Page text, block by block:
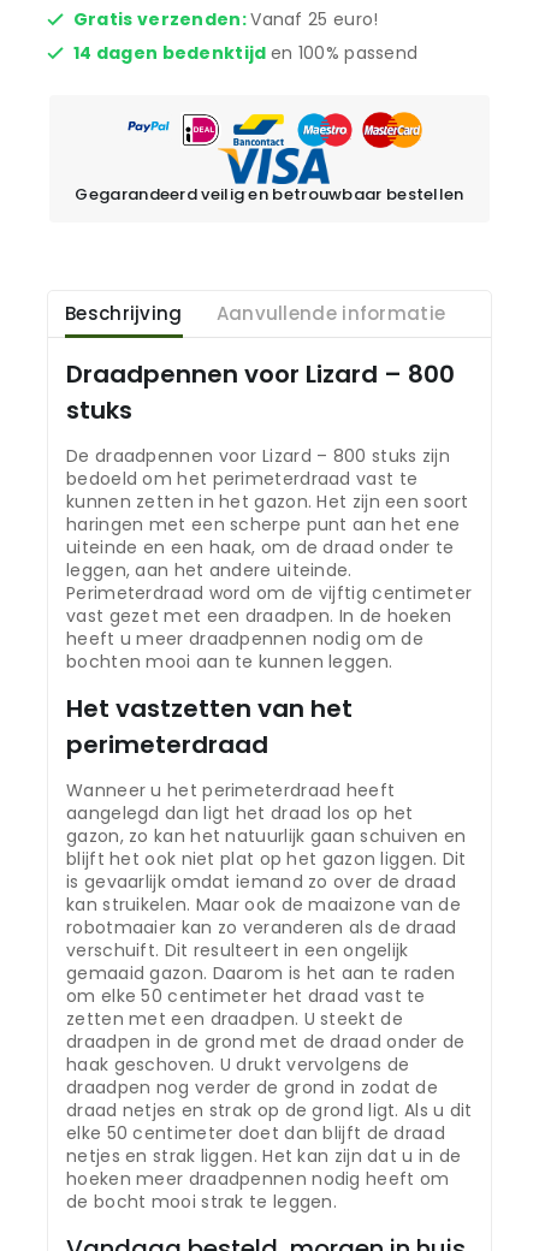
Gratis verzenden:Vanaf 25 euro!
14 dagen bedenktijd en 100% passend
Gegarandeerd veilig en betrouwbaar bestellen
Beschrijving Aanvullende informatie
Draadpennen voor Lizard – 800
stuks
De draadpennen voor Lizard – 800 stuks zijn
bedoeld om het perimeterdraad vast te
kunnen zetten in het gazon. Het zijn een soort
haringen met een scherpe punt aan het ene
uiteinde en een haak, om de draad onder te
leggen, aan het andere uiteinde.
Perimeterdraad word om de vijftig centimeter
vast gezet met een draadpen. In de hoeken
heeft u meer draadpennen nodig om de
bochten mooi aan te kunnen leggen.
Het vastzetten van het
perimeterdraad
Wanneer u het perimeterdraad heeft
aangelegd dan ligt het draad los op het
gazon, zo kan het natuurlijk gaan schuiven en
blijft het ook niet plat op het gazon liggen. Dit
is gevaarlijk omdat iemand zo over de draad
kan struikelen. Maar ook de maaizone van de
robotmaaier kan zo veranderen als de draad
verschuift. Dit resulteert in een ongelijk
gemaaid gazon. Daarom is het aan te raden
om elke 50 centimeter het draad vast te
zetten met een draadpen. U steekt de
draadpen in de grond met de draad onder de
haak geschoven. U drukt vervolgens de
draadpen nog verder de grond in zodat de
draad netjes en strak op de grond ligt. Als u dit
elke 50 centimeter doet dan blijft de draad
netjes en strak liggen. Het kan zijn dat u in de
hoeken meer draadpennen nodig heeft om
de bocht mooi strak te leggen.